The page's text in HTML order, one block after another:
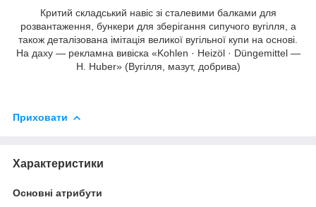
Критий складський навіс зі сталевими балками для
розвантаження, бункери для зберігання сипучого вугілля, а
також деталізована імітація великої вугільної купи на основі.
На даху — рекламна вивіска «Kohlen · Heizöl · Düngemittel —
H. Huber» (Вугілля, мазут, добрива)
Приховати
Характеристики
Основні атрибути